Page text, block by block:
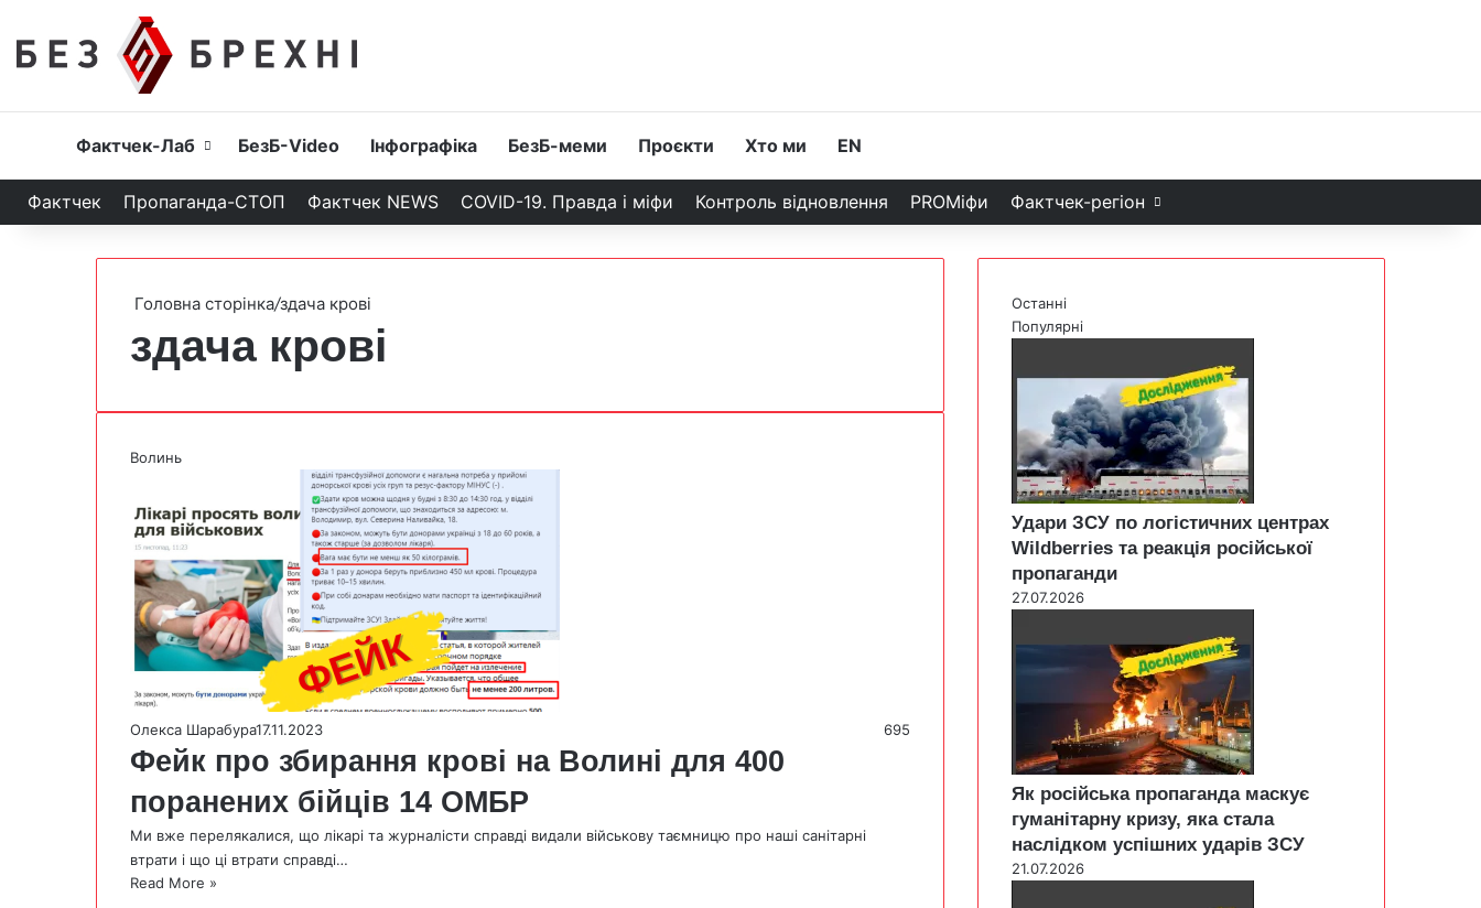
Головна
Фактчек-Лаб БезБ-Video Інфографіка БезБ-меми Проєкти Хто ми EN
Фактчек Пропаганда-СТОП Фактчек NEWS COVID-19. Правда і міфи Контроль відновлення PROМіфи Фактчек-регіон
Головна сторінка/здача крові
здача крові
Волинь
Олекса Шарабура17.11.2023 695
Фейк про збирання крові на Волині для 400
поранених бійців 14 ОМБР
Ми вже перелякалися, що лікарі та журналісти справді видали військову таємницю про наші санітарні
втрати і що ці втрати справді…
Read More »
Останні
Популярні
Удари ЗСУ по логістичних центрах
Wildberries та реакція російської
пропаганди
27.07.2026
Як російська пропаганда маскує
гуманітарну кризу, яка стала
наслідком успішних ударів ЗСУ
21.07.2026